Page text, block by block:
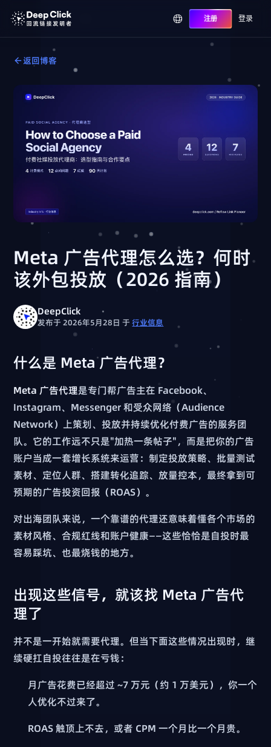
注册 登录
返回博客
Meta 广告代理怎么选？何时
该外包投放（2026 指南）
DeepClick
发布于 2026年5月28日于行业信息
什么是 Meta 广告代理？
Meta 广告代理是专门帮广告主在 Facebook、
Instagram、Messenger 和受众网络（Audience
Network）上策划、投放并持续优化付费广告的服务团
队。它的工作远不只是"加热一条帖子"，而是把你的广告
账户当成一套增长系统来运营：制定投放策略、批量测试
素材、定位人群、搭建转化追踪、放量控本，最终拿到可
预期的广告投资回报（ROAS）。
对出海团队来说，一个靠谱的代理还意味着懂各个市场的
素材风格、合规红线和账户健康——这些恰恰是自投时最
容易踩坑、也最烧钱的地方。
出现这些信号，就该找 Meta 广告代
理了
并不是一开始就需要代理。但当下面这些情况出现时，继
续硬扛自投往往是在亏钱：
月广告花费已经超过 ~7 万元（约 1 万美元），你一个
人优化不过来了。
ROAS 触顶上不去，或者 CPM 一个月比一个月贵。